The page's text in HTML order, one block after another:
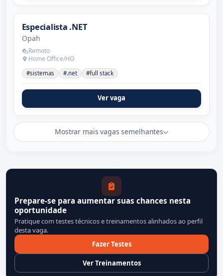
Especialista .NET
Opah
Remoto
Home Office/HO
#sistemas #.net #full stack
Ver vaga
Mostrar mais vagas semelhantes
Prepare-se para aumentar suas chances nesta
oportunidade
Pratique com testes técnicos e treinamentos alinhados ao perfil
desta vaga.
Fazer Testes
Ver Treinamentos